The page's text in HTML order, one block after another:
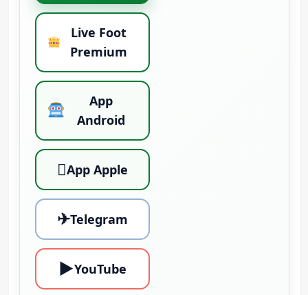
Live Foot
Premium
App
Android
App Apple
✈Telegram
▶YouTube